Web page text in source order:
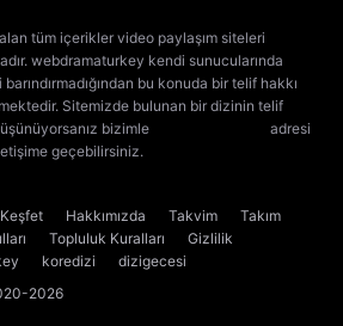
tüm içerikler video paylaşım siteleri
webdramaturkey kendi sunucularında
bu konuda bir telif hakkı
Sitemizde bulunan bir dizinin telif
bizimle
adresi
geçebilirsiniz.
Keşfet Hakkımızda Takvim
Takım
Topluluk Kuralları
Gizlilik
koredizi
dizigecesi
2026